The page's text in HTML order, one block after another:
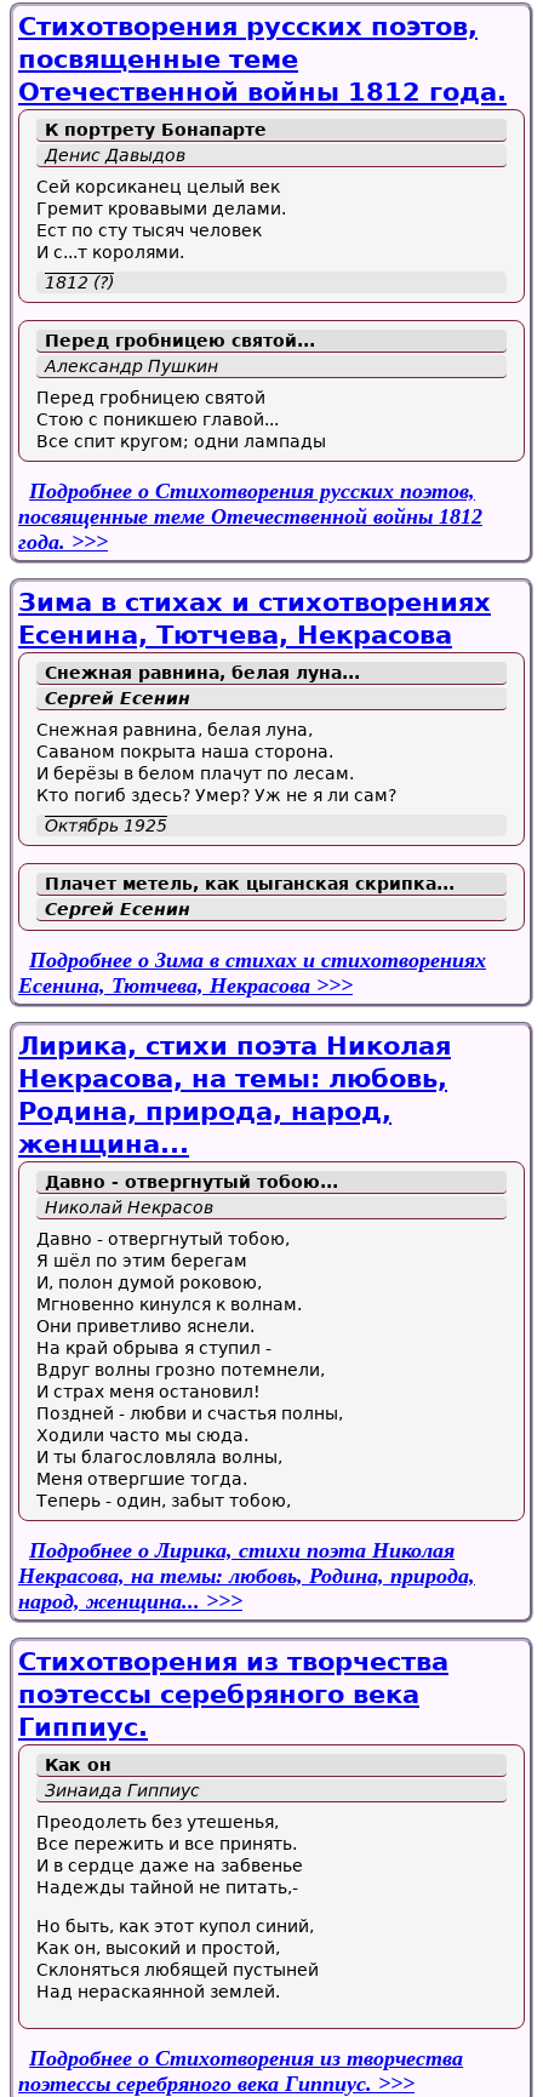
Стихотворения русских поэтов,
посвященные теме
Отечественной войны 1812 года.
К портрету Бонапарте
Денис Давыдов
Сей корсиканец целый век
Гремит кровавыми делами.
Ест по сту тысяч человек
И с...т королями.
1812 (?)
Перед гробницею святой...
Александр Пушкин
Перед гробницею святой
Стою с поникшею главой...
Все спит кругом; одни лампады
Подробнее о Стихотворения русских поэтов,
посвященные теме Отечественной войны 1812
года.
Зима в стихах и стихотворениях
Есенина, Тютчева, Некрасова
Снежная равнина, белая луна...
Сергей Есенин
Снежная равнина, белая луна,
Саваном покрыта наша сторона.
И берёзы в белом плачут по лесам.
Кто погиб здесь? Умер? Уж не я ли сам?
Октябрь 1925
Плачет метель, как цыганская скрипка...
Сергей Есенин
Подробнее о Зима в стихах и стихотворениях
Есенина, Тютчева, Некрасова
Лирика, стихи поэта Николая
Некрасова, на темы: любовь,
Родина, природа, народ,
женщина...
Давно - отвергнутый тобою...
Николай Некрасов
Давно - отвергнутый тобою,
Я шёл по этим берегам
И, полон думой роковою,
Мгновенно кинулся к волнам.
Они приветливо яснели.
На край обрыва я ступил -
Вдруг волны грозно потемнели,
И страх меня остановил!
Поздней - любви и счастья полны,
Ходили часто мы сюда.
И ты благословляла волны,
Меня отвергшие тогда.
Теперь - один, забыт тобою,
Подробнее о Лирика, стихи поэта Николая
Некрасова, на темы: любовь, Родина, природа,
народ, женщина...
Стихотворения из творчества
поэтессы серебряного века
Гиппиус.
Как он
Зинаида Гиппиус
Преодолеть без утешенья,
Все пережить и все принять.
И в сердце даже на забвенье
Надежды тайной не питать,-
Но быть, как этот купол синий,
Как он, высокий и простой,
Склоняться любящей пустыней
Над нераскаянной землей.
Подробнее о Стихотворения из творчества
поэтессы серебряного века Гиппиус.